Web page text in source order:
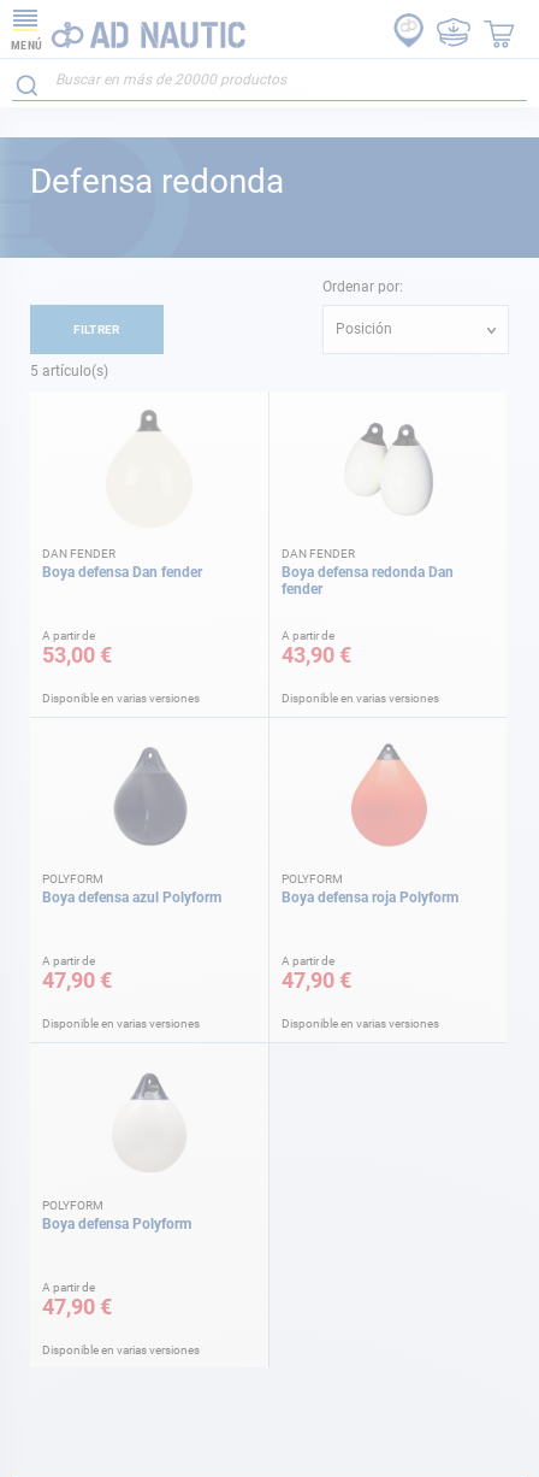
MENÚ
Defensa redonda
5 artículo(s)
Ordenar por:
Posición
DAN FENDER
Boya defensa Dan fender
A partir de
53,00 €
Disponible en varias versiones
DAN FENDER
Boya defensa redonda Dan
fender
A partir de
43,90 €
Disponible en varias versiones
POLYFORM
Boya defensa azul Polyform
A partir de
47,90 €
Disponible en varias versiones
POLYFORM
Boya defensa roja Polyform
A partir de
47,90 €
Disponible en varias versiones
POLYFORM
Boya defensa Polyform
A partir de
47,90 €
Disponible en varias versiones
FILTRER